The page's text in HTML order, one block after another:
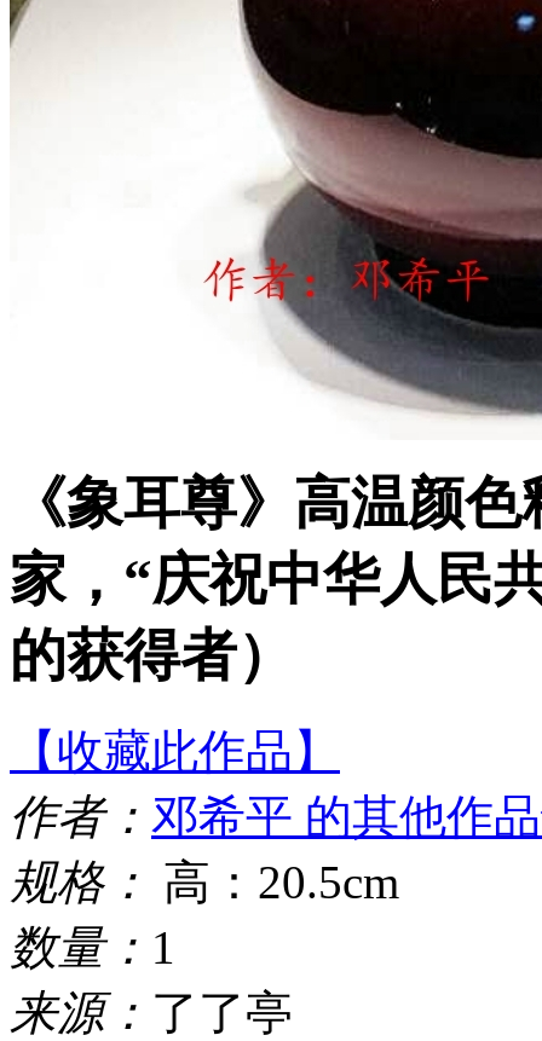
《象耳尊》高温颜
家，“庆祝中华人民
的获得者）
【收藏此作品】
作者： 邓希平 的其他作
规格： 高：20.5cm
数量： 1
来源： 了了亭